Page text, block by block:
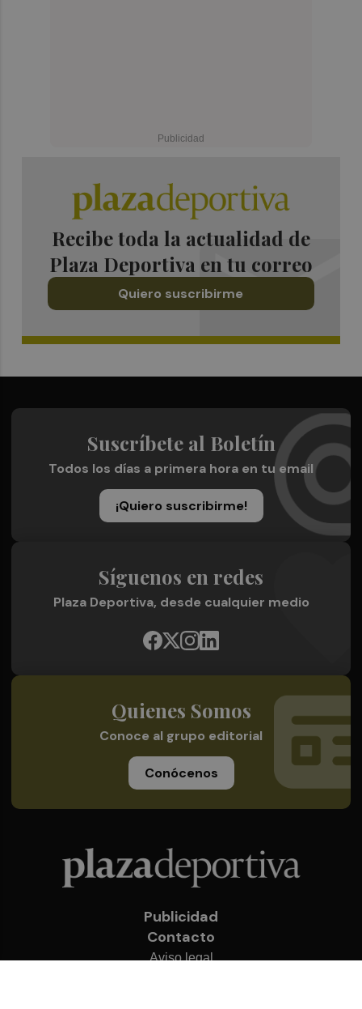
Recibe toda la actualidad de
Plaza Deportiva en tu correo
Quiero suscribirme
Suscríbete al Boletín
Todos los días a primera hora en tu email
¡Quiero suscribirme!
Síguenos en redes
Plaza Deportiva, desde cualquier medio
Quienes Somos
Conoce al grupo editorial
Conócenos
Publicidad
Contacto
Aviso legal